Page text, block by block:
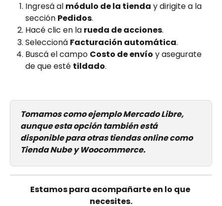
Ingresá al módulo de la tienda y dirigite a la
sección Pedidos.
Hacé clic en la rueda de acciones.
Seleccioná Facturación automática.
Buscá el campo Costo de envío y asegurate
de que esté tildado.
Tomamos como ejemplo Mercado Libre,
aunque esta opción también está
disponible para otras tiendas online como
Tienda Nube y Woocommerce.
Estamos para acompañarte en lo que
necesites.